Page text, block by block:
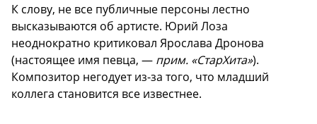
К слову, не все публичные персоны лестно
высказываются об артисте. Юрий Лоза
неоднократно критиковал Ярослава Дронова
(настоящее имя певца, — прим. «СтарХита»).
Композитор негодует из-за того, что младший
коллега становится все известнее.